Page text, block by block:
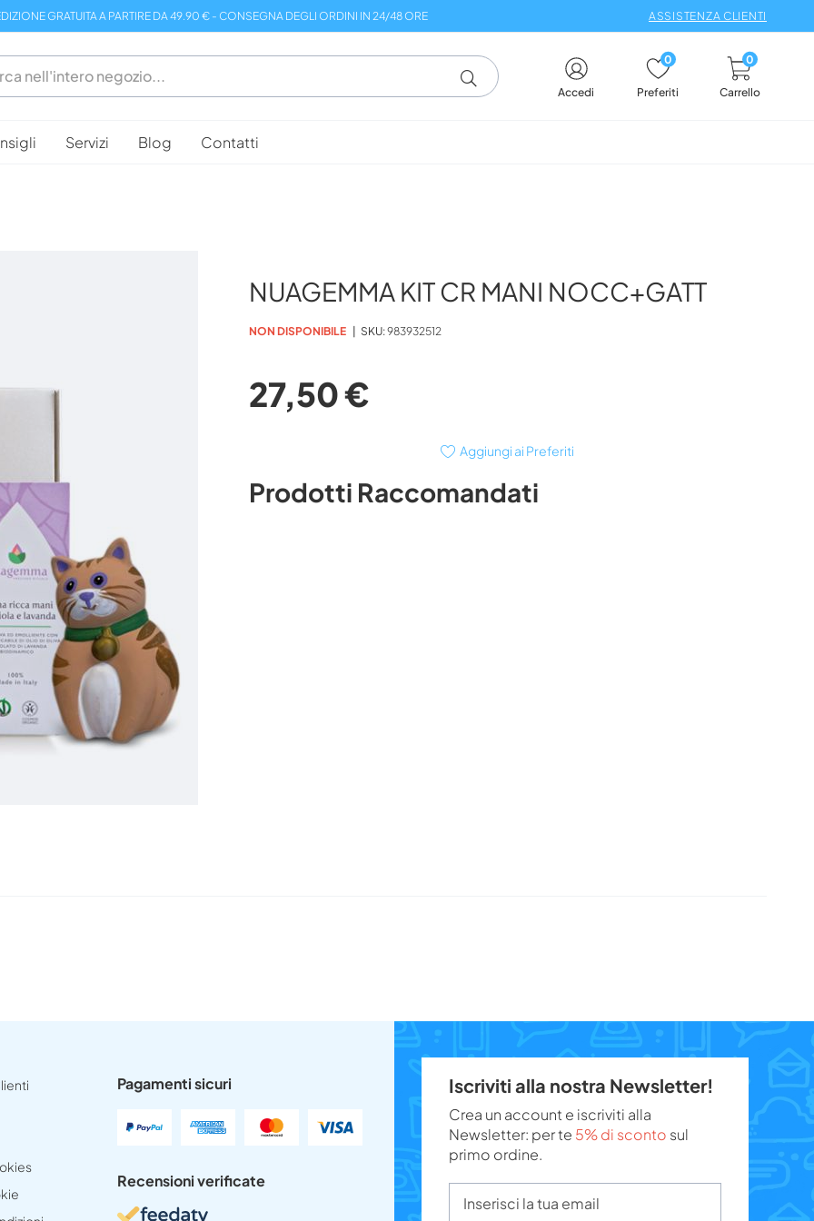
GRATUITA A PARTIRE DA 49.90 € - CONSEGNA DEGLI ORDINI IN 24/48 ORE ASSISTENZA CLIENTI
Accedi Preferiti
0
Carrello
0
Servizi Blog Contatti
NUAGEMMA KIT CR MANI NOCC+GATT
NON DISPONIBILE SKU 983932512
27,50 €
Aggiungi ai Preferiti
Prodotti Raccomandati
Pagamenti sicuri
Recensioni verificate
Iscriviti alla nostra Newsletter!
Crea un account e iscriviti alla
Newsletter: per te 5% di sconto sul
primo ordine.